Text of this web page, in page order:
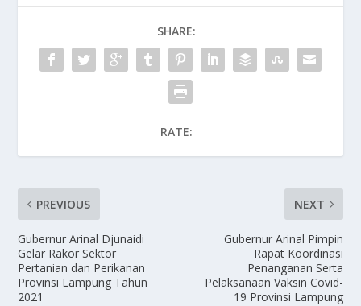
SHARE:
RATE:
PREVIOUS
Gubernur Arinal Djunaidi
Gelar Rakor Sektor
Pertanian dan Perikanan
Provinsi Lampung Tahun
2021
NEXT
Gubernur Arinal Pimpin
Rapat Koordinasi
Penanganan Serta
Pelaksanaan Vaksin Covid-
19 Provinsi Lampung